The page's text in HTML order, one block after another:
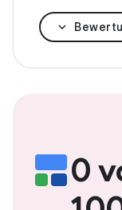
0